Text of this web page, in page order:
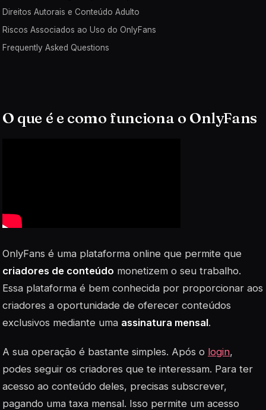
Direitos Autorais e Conteúdo Adulto
Riscos Associados ao Uso do OnlyFans
Frequently Asked Questions
O que é e como funciona o OnlyFans
OnlyFans é uma plataforma online que permite que
criadores de conteúdo monetizem o seu trabalho.
Essa plataforma é bem conhecida por proporcionar aos
criadores a oportunidade de oferecer conteúdos
exclusivos mediante uma assinatura mensal.
A sua operação é bastante simples. Após o login,
podes seguir os criadores que te interessam. Para ter
acesso ao conteúdo deles, precisas subscrever,
pagando uma taxa mensal. Isso permite um acesso